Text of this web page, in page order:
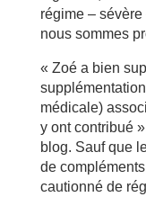
régime –
nous sommes
« Zoé a bien
médicale)
y ont contribué
blog. Sauf que
de
cautionné de